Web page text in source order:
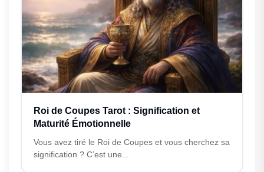
Roi de Coupes Tarot : Signification et
Maturité Émotionnelle
Vous avez tiré le Roi de Coupes et vous cherchez sa
signification ? C’est une...